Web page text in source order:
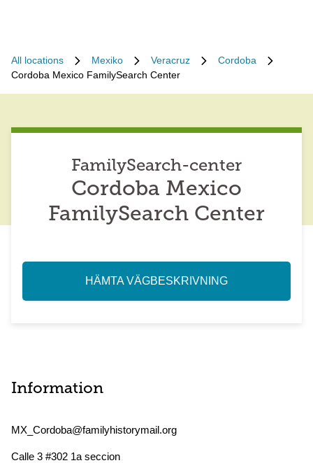
All locations Mexiko Veracruz
Cordoba
Cordoba Mexico FamilySearch Center
FamilySearch-center
Cordoba Mexico
FamilySearch Center
HÄMTA VÄGBESKRIVNING
Information
MX_Cordoba@familyhistorymail.org
Calle 3 #302 1a seccion